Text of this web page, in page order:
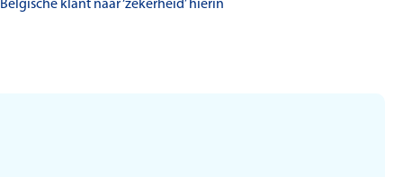
klant naar ‘zekerheid’ hierin